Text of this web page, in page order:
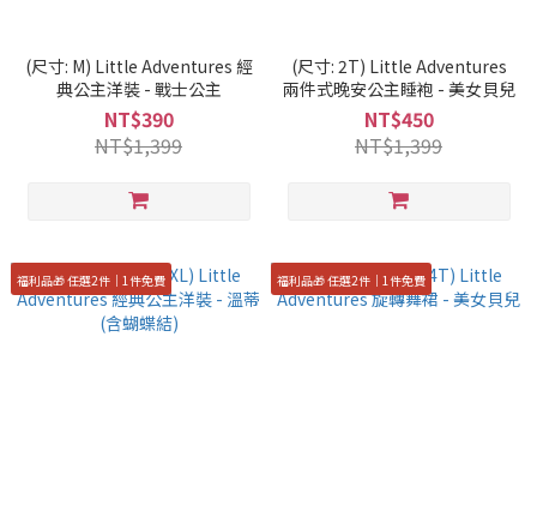
(尺寸: M) Little Adventures 經
典公主洋裝 - 戰士公主
NT$390
NT$1,399
(尺寸: 2T) Little Adventures
兩件式晚安公主睡袍 - 美女貝兒
NT$450
NT$1,399
福利品🎁 任選2件｜1件免費 福利品🎁 任選2件｜1件免費